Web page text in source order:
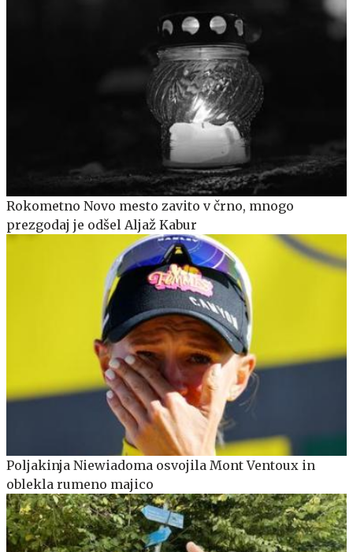
Rokometno Novo mesto zavito v črno, mnogo
prezgodaj je odšel Aljaž Kabur
Poljakinja Niewiadoma osvojila Mont Ventoux in
oblekla rumeno majico